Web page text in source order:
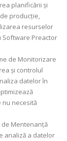
planificării și
producție,
resurselor
Software Preactor
de Monitorizare
și controlul
datelor în
necesită
de Mentenanță
analiză a datelor